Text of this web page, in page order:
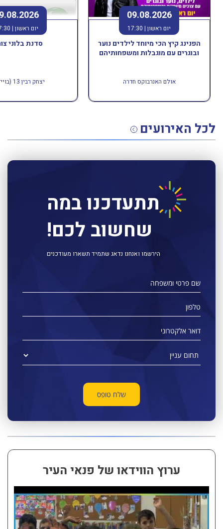
09.08.2026
יום ראשון | 17:30
הפנינג קיץ הכי מיוחד לילדים נוער
ובוגרים עם מוגבלות ומשפחותיהם
אולם האנרבוקס חדרה
יום ראשון |
סדנת בלוני
יצחק רבין 13 (בוייז 24)
לכל האירועים
תתעדכנו במה
שחשוב לכם!
הירשמו ואנחנו נדאג שתמיד תשארו מעודכנים
ערוץ הווידאו של פנאי העיר